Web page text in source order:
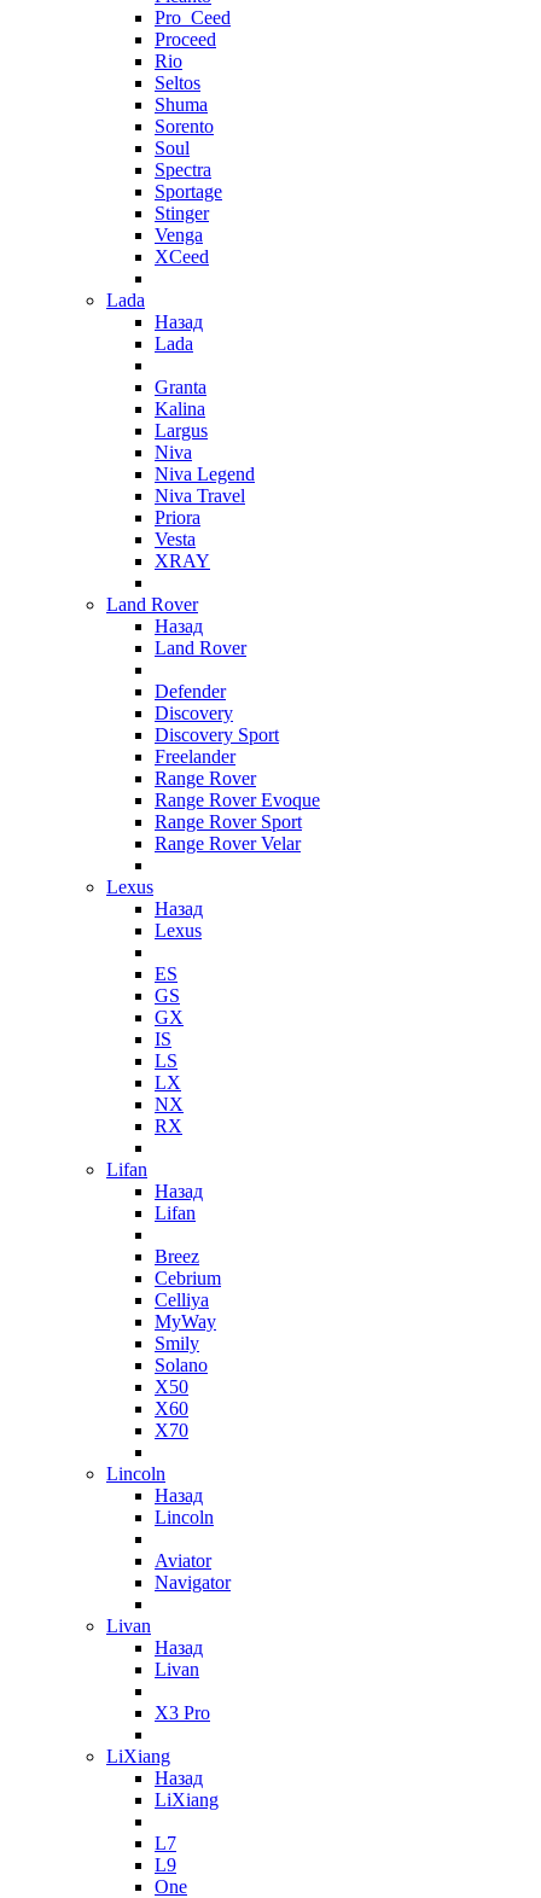
Pro_Ceed
Proceed
Rio
Seltos
Shuma
Sorento
Soul
Spectra
Sportage
Stinger
Venga
XCeed
Lada
Назад
Lada
Granta
Kalina
Largus
Niva
Niva Legend
Niva Travel
Priora
Vesta
XRAY
Land Rover
Назад
Land Rover
Defender
Discovery
Discovery Sport
Freelander
Range Rover
Range Rover Evoque
Range Rover Sport
Range Rover Velar
Lexus
Назад
Lexus
ES
GS
GX
IS
LS
LX
NX
RX
Lifan
Назад
Lifan
Breez
Cebrium
Celliya
MyWay
Smily
Solano
X50
X60
X70
Lincoln
Назад
Lincoln
Aviator
Navigator
Livan
Назад
Livan
X3 Pro
LiXiang
Назад
LiXiang
L7
L9
One